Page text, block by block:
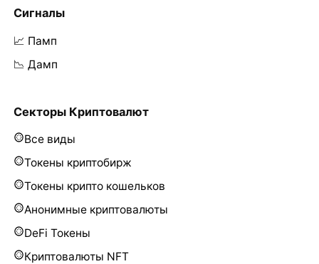
Сигналы
📈 Памп
📉 Дамп
Секторы Криптовалют
Все виды
Токены криптобирж
Токены крипто кошельков
Анонимные криптовалюты
DeFi Токены
Криптовалюты NFT